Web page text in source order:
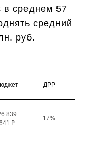
в среднем 57
средний
руб.
ДРР
839
₽
17%